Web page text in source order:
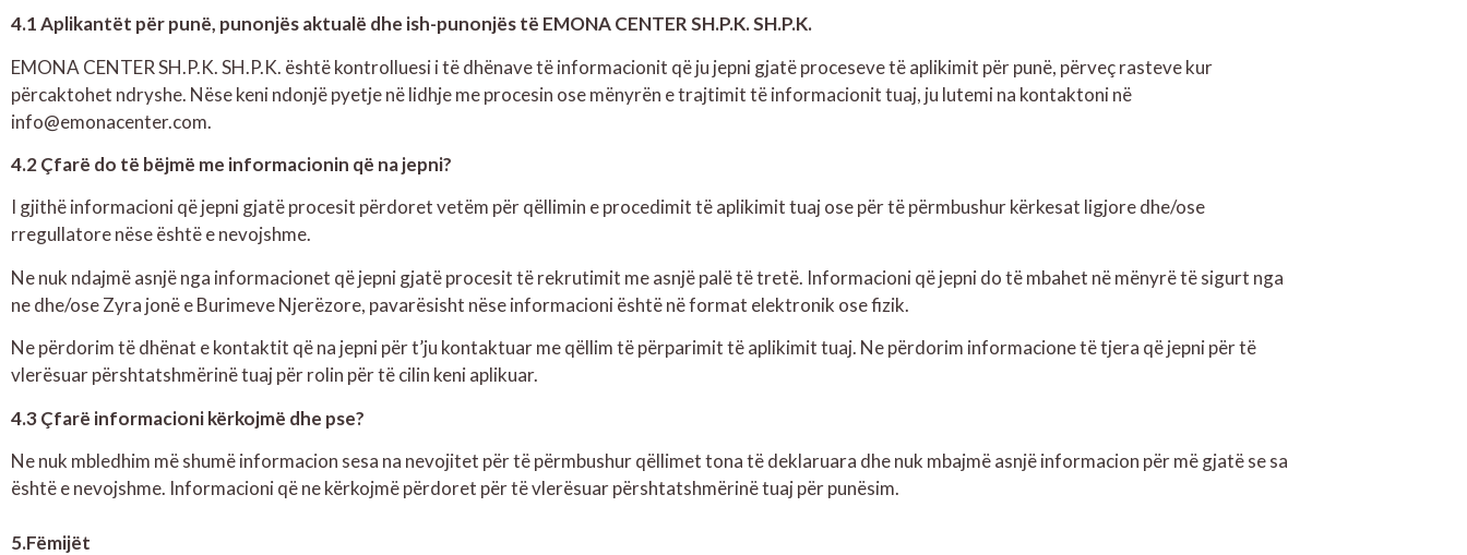
4.1 Aplikantët për punë, punonjës aktualë dhe ish-punonjës të EMONA CENTER SH.P.K. SH.P.K.
EMONA CENTER SH.P.K. SH.P.K. është kontrolluesi i të dhënave të informacionit që ju jepni gjatë proceseve të aplikimit për punë, përveç rasteve kur
përcaktohet ndryshe. Nëse keni ndonjë pyetje në lidhje me procesin ose mënyrën e trajtimit të informacionit tuaj, ju lutemi na kontaktoni në
info@emonacenter.com.
4.2 Çfarë do të bëjmë me informacionin që na jepni?
I gjithë informacioni që jepni gjatë procesit përdoret vetëm për qëllimin e procedimit të aplikimit tuaj ose për të përmbushur kërkesat ligjore dhe/ose
rregullatore nëse është e nevojshme.
Ne nuk ndajmë asnjë nga informacionet që jepni gjatë procesit të rekrutimit me asnjë palë të tretë. Informacioni që jepni do të mbahet në mënyrë të sigurt nga
ne dhe/ose Zyra jonë e Burimeve Njerëzore, pavarësisht nëse informacioni është në format elektronik ose fizik.
Ne përdorim të dhënat e kontaktit që na jepni për t’ju kontaktuar me qëllim të përparimit të aplikimit tuaj. Ne përdorim informacione të tjera që jepni për të
vlerësuar përshtatshmërinë tuaj për rolin për të cilin keni aplikuar.
4.3 Çfarë informacioni kërkojmë dhe pse?
Ne nuk mbledhim më shumë informacion sesa na nevojitet për të përmbushur qëllimet tona të deklaruara dhe nuk mbajmë asnjë informacion për më gjatë se sa
është e nevojshme. Informacioni që ne kërkojmë përdoret për të vlerësuar përshtatshmërinë tuaj për punësim.
5.Fëmijët